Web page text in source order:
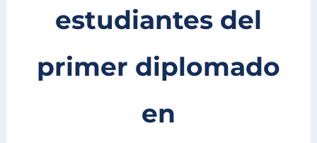
estudiantes del
primer diplomado
en